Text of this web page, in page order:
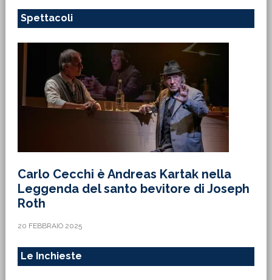
Spettacoli
Carlo Cecchi è Andreas Kartak nella
Leggenda del santo bevitore di Joseph
Roth
20 FEBBRAIO 2025
Le Inchieste